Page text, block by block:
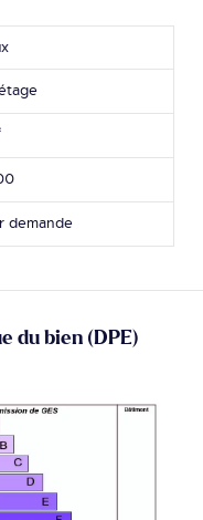
demande
du bien (DPE)